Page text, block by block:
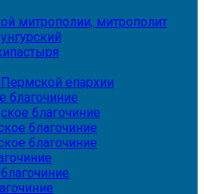
митрополии, митрополит
епархии
благочиние
благочиние
благочиние
благочиние